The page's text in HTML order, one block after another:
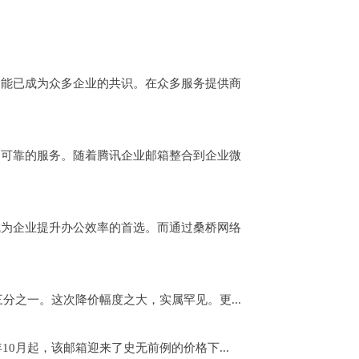
已成为众多企业的共识。在众多服务提供商
靠的服务。随着腾讯企业邮箱整合到企业微
企业提升办公效率的首选。而通过桑桥网络
之一。这次降价幅度之大，实属罕见。更...
月起，该邮箱迎来了史无前例的价格下...